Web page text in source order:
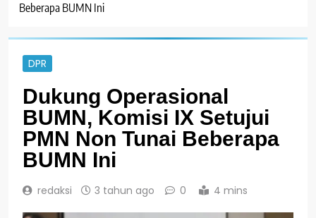
Beberapa BUMN Ini
DPR
Dukung Operasional
BUMN, Komisi IX Setujui
PMN Non Tunai Beberapa
BUMN Ini
redaksi 3 tahun ago 0 4 mins